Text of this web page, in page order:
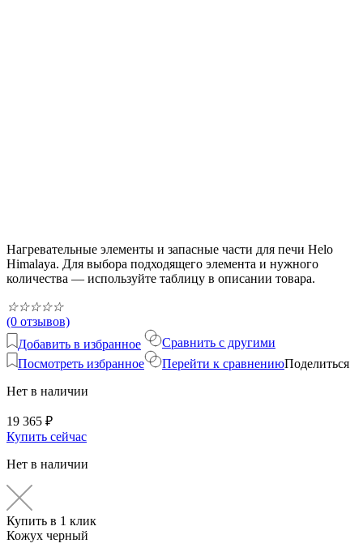
Нагревательные элементы и запасные части для печи Helo
Himalaya. Для выбора подходящего элемента и нужного
количества — используйте таблицу в описании товара.
☆☆☆☆☆
(0 отзывов)
Добавить в избранное
Посмотреть избранное
Сравнить с другими
Перейти к сравнениюПоделиться
Нет в наличии
19 365 ₽
Купить сейчас
Нет в наличии
Купить в 1 клик
Кожух черный